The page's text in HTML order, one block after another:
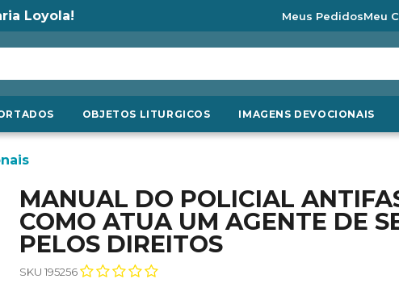
Loyola! Meus PedidosMeu
OBJETOS LITURGICOS IMAGENS DEVOCIONAIS
MANUAL DO POLICIAL
COMO ATUA UM AGENTE DE
PELOS DIREITOS
SKU 195256